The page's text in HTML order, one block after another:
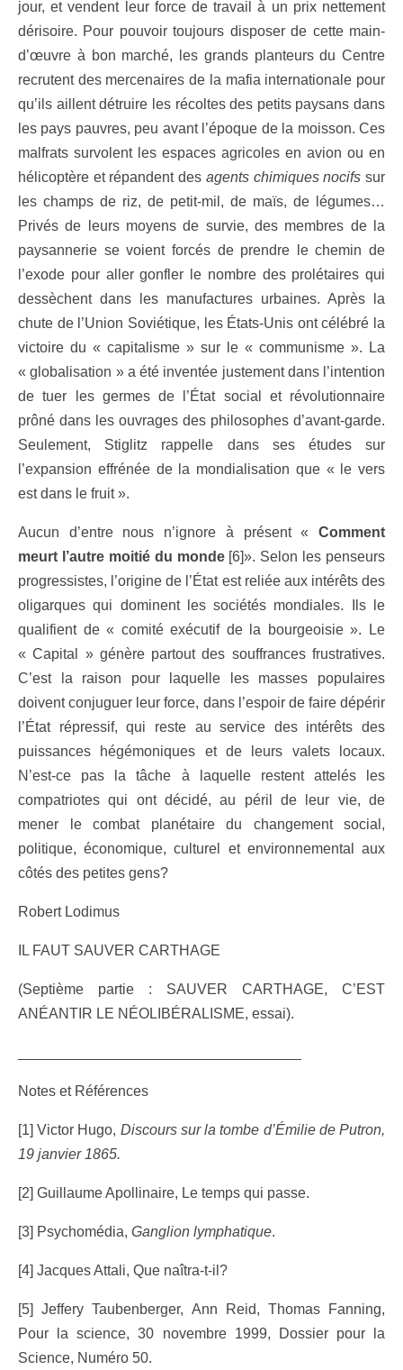
jour, et vendent leur force de travail à un prix nettement
dérisoire. Pour pouvoir toujours disposer de cette main-
d’œuvre à bon marché, les grands planteurs du Centre
recrutent des mercenaires de la mafia internationale pour
qu’ils aillent détruire les récoltes des petits paysans dans
les pays pauvres, peu avant l’époque de la moisson. Ces
malfrats survolent les espaces agricoles en avion ou en
hélicoptère et répandent des agents chimiques nocifs sur
les champs de riz, de petit-mil, de maïs, de légumes…
Privés de leurs moyens de survie, des membres de la
paysannerie se voient forcés de prendre le chemin de
l’exode pour aller gonfler le nombre des prolétaires qui
dessèchent dans les manufactures urbaines. Après la
chute de l’Union Soviétique, les États-Unis ont célébré la
victoire du « capitalisme » sur le « communisme ». La
« globalisation » a été inventée justement dans l’intention
de tuer les germes de l’État social et révolutionnaire
prôné dans les ouvrages des philosophes d’avant-garde.
Seulement, Stiglitz rappelle dans ses études sur
l’expansion effrénée de la mondialisation que « le vers
est dans le fruit ».
Aucun d’entre nous n’ignore à présent « Comment
meurt l’autre moitié du monde [6]». Selon les penseurs
progressistes, l’origine de l’État est reliée aux intérêts des
oligarques qui dominent les sociétés mondiales. Ils le
qualifient de « comité exécutif de la bourgeoisie ». Le
« Capital » génère partout des souffrances frustratives.
C’est la raison pour laquelle les masses populaires
doivent conjuguer leur force, dans l’espoir de faire dépérir
l’État répressif, qui reste au service des intérêts des
puissances hégémoniques et de leurs valets locaux.
N’est-ce pas la tâche à laquelle restent attelés les
compatriotes qui ont décidé, au péril de leur vie, de
mener le combat planétaire du changement social,
politique, économique, culturel et environnemental aux
côtés des petites gens?
Robert Lodimus
IL FAUT SAUVER CARTHAGE
(Septième partie : SAUVER CARTHAGE, C’EST
ANÉANTIR LE NÉOLIBÉRALISME, essai).
Notes et Références
[1] Victor Hugo, Discours sur la tombe d’Émilie de Putron,
19 janvier 1865.
[2] Guillaume Apollinaire, Le temps qui passe.
[3] Psychomédia, Ganglion lymphatique.
[4] Jacques Attali, Que naîtra-t-il?
[5] Jeffery Taubenberger, Ann Reid, Thomas Fanning,
Pour la science, 30 novembre 1999, Dossier pour la
Science, Numéro 50.